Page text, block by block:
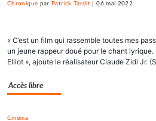
Chronique par Patrick Tardit |06 mai 2022
« C’est un film qui rassemble toutes mes
un jeune rappeur doué pour le chant lyrique.
Elliot », ajoute le réalisateur Claude Zidi Jr.
Accès libre
Cinéma